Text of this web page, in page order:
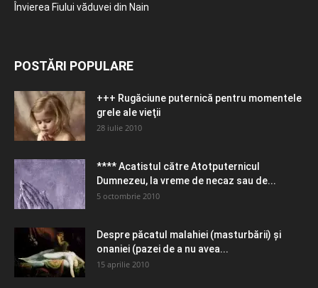
Învierea Fiului văduvei din Nain
POSTĂRI POPULARE
+++ Rugăciune puternică pentru momentele
grele ale vieţii
28 iulie 2010
**** Acatistul către Atotputernicul
Dumnezeu, la vreme de necaz sau de...
5 octombrie 2010
Despre păcatul malahiei (masturbării) şi
onaniei (pazei de a nu avea...
15 aprilie 2010